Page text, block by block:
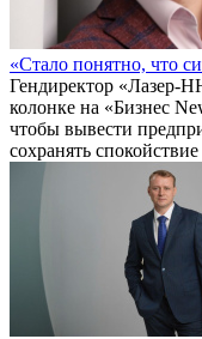
«Стало понятно, что
Гендиректор «Лазер-
колонке на «Бизнес
чтобы вывести
сохранять